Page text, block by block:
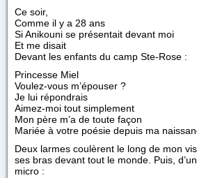
Ce soir,
Comme il y a 28 ans
Si Anikouni se présentait devant moi
Et me disait
Devant les enfants du camp Ste-Rose :
Princesse Miel
Voulez-vous m’épouser ?
Je lui répondrais
Aimez-moi tout simplement
Mon père m’a de toute façon
Mariée à votre poésie depuis ma
Deux larmes coulèrent le long de mon
ses bras devant tout le monde. Puis,
micro :